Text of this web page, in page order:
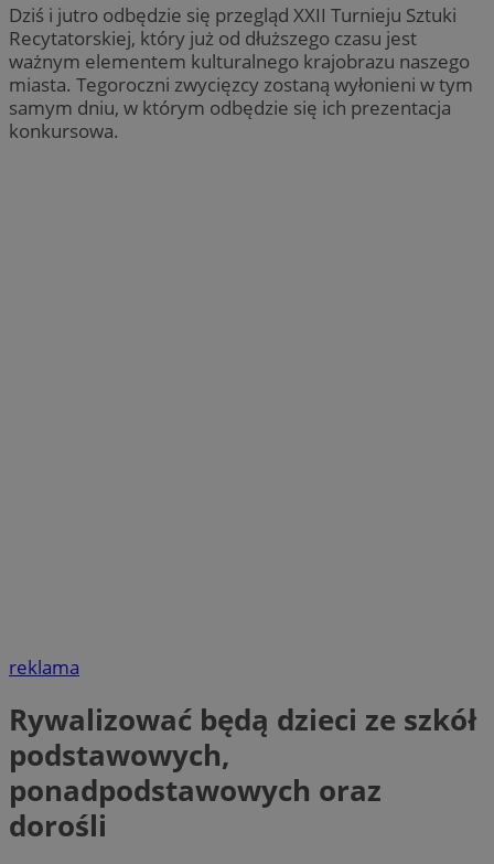
Dziś i jutro odbędzie się przegląd XXII Turnieju Sztuki
Recytatorskiej, który już od dłuższego czasu jest
ważnym elementem kulturalnego krajobrazu naszego
miasta. Tegoroczni zwycięzcy zostaną wyłonieni w tym
samym dniu, w którym odbędzie się ich prezentacja
konkursowa.
reklama
Rywalizować będą dzieci ze szkół
podstawowych,
ponadpodstawowych oraz
dorośli